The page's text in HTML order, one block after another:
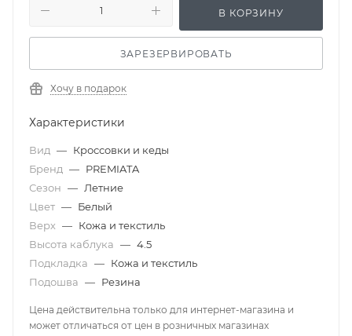
В КОРЗИНУ
ЗАРЕЗЕРВИРОВАТЬ
Хочу в подарок
Характеристики
Вид — Кроссовки и кеды
Бренд — PREMIATA
Сезон — Летние
Цвет — Белый
Верх — Кожа и текстиль
Высота каблука — 4.5
Подкладка — Кожа и текстиль
Подошва — Резина
Цена действительна только для интернет-магазина и
может отличаться от цен в розничных магазинах